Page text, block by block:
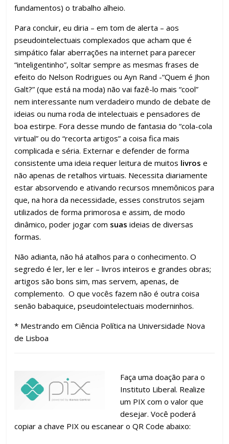
fundamentos) o trabalho alheio.
Para concluir, eu diria – em tom de alerta – aos
pseudointelectuais complexados que acham que é
simpático falar aberrações na internet para parecer
“inteligentinho”, soltar sempre as mesmas frases de
efeito do Nelson Rodrigues ou Ayn Rand -“Quem é Jhon
Galt?” (que está na moda) não vai fazê-lo mais “cool”
nem interessante num verdadeiro mundo de debate de
ideias ou numa roda de intelectuais e pensadores de
boa estirpe. Fora desse mundo de fantasia do “cola-cola
virtual” ou do “recorta artigos” a coisa fica mais
complicada e séria. Externar e defender de forma
consistente uma ideia requer leitura de muitos livros e
não apenas de retalhos virtuais. Necessita diariamente
estar absorvendo e ativando recursos mnemônicos para
que, na hora da necessidade, esses construtos sejam
utilizados de forma primorosa e assim, de modo
dinâmico, poder jogar com suas ideias de diversas
formas.
Não adianta, não há atalhos para o conhecimento. O
segredo é ler, ler e ler – livros inteiros e grandes obras;
artigos são bons sim, mas servem, apenas, de
complemento. O que vocês fazem não é outra coisa
senão babaquice, pseudointelectuais moderninhos.
* Mestrando em Ciência Política na Universidade Nova
de Lisboa
Faça uma doação para o
Instituto Liberal. Realize
um PIX com o valor que
desejar. Você poderá
copiar a chave PIX ou escanear o QR Code abaixo: